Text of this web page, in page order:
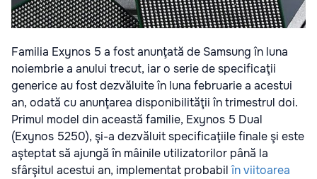
Familia Exynos 5 a fost anunţată de Samsung în luna
noiembrie a anului trecut, iar o serie de specificaţii
generice au fost dezvăluite în luna februarie a acestui
an, odată cu anunţarea disponibilităţii în trimestrul doi.
Primul model din această familie, Exynos 5 Dual
(Exynos 5250), şi-a dezvăluit specificaţiile finale şi este
aşteptat să ajungă în mâinile utilizatorilor până la
sfârşitul acestui an, implementat probabil în viitoarea